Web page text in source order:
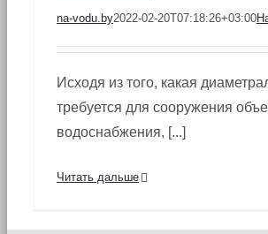
na-vodu.by2022-02-20T07:18:26+03:00
Исходя из того, какая
требуется для сооружения
водоснабжения, [...]
Читать дальше